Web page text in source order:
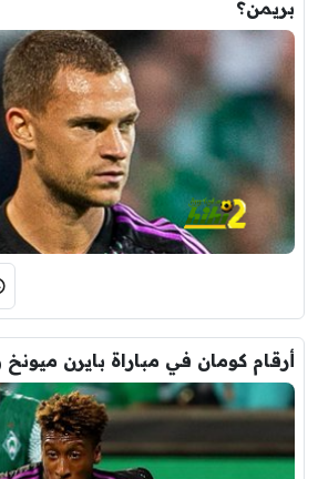
بريمن؟
أرقام كومان في مباراة بايرن ميونخ